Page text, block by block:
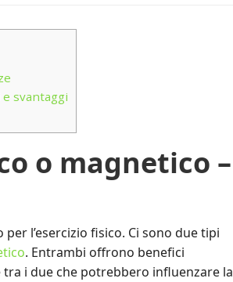
svantaggi
o magnetico –
l’esercizio fisico. Ci sono due tipi
. Entrambi offrono benefici
i due che potrebbero influenzare la